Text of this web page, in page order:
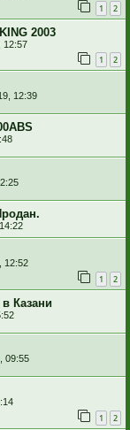
1 2
2003
12:57
1 2
12:39
12:52
1 2
Казани
09:55
1 2